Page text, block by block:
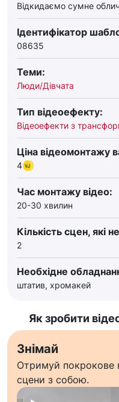
Відкидаємо сумне
Ідентифікатор
08635
Теми:
Люди/Дівчата
Тип відеоефекту:
Відеоефекти з
Ціна відеомонтажу
4
Час монтажу відео:
20-30 хвилин
Кількість сцен, які
2
Необхідне
штатив, хромакей
Як зробити
Знімай
Отримуй покрокове
сцени з собою.